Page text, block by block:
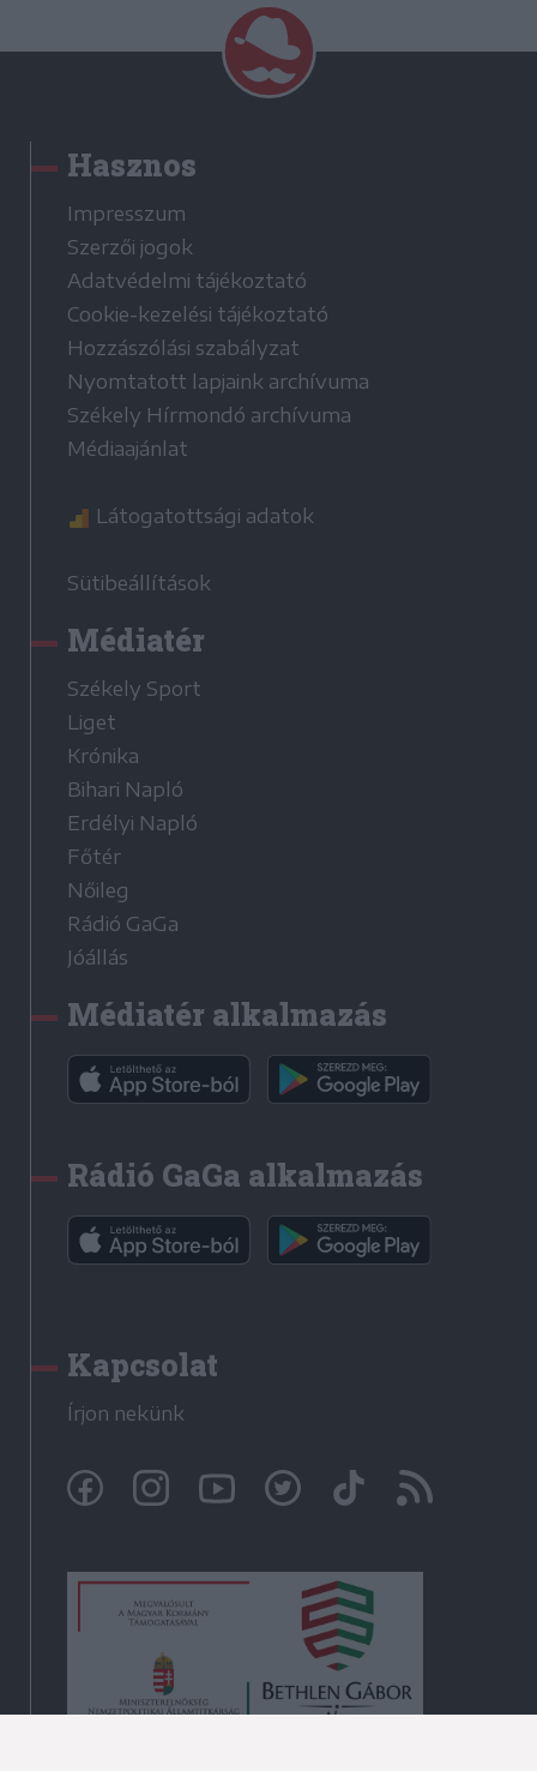
Hasznos
Impresszum
Szerzői jogok
Adatvédelmi tájékoztató
Cookie-kezelési tájékoztató
Hozzászólási szabályzat
Nyomtatott lapjaink archívuma
Székely Hírmondó archívuma
Médiaajánlat
Látogatottsági adatok
Sütibeállítások
Médiatér
Székely Sport
Liget
Krónika
Bihari Napló
Erdélyi Napló
Főtér
Nőileg
Rádió GaGa
Jóállás
Médiatér alkalmazás
Rádió GaGa alkalmazás
Kapcsolat
Írjon nekünk